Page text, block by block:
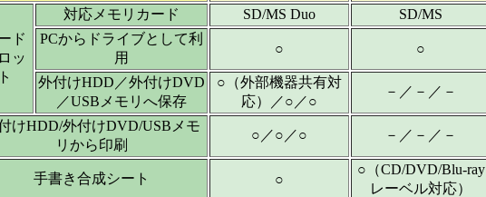
ド
ッ
ト
対応メモリカード SD/MS Duo
SD/MS
PCからドライブとして利
用
○ ○
外付けHDD／外付けDVD
／USBメモリへ保存
○（外部機器共有対
応）／○／○
－／－／－
けHDD/外付けDVD/USBメモ
リから印刷
○／○／○ －／－／－
手書き合成シート ○
○（CD/DVD/Blu-ray
レーベル対応）